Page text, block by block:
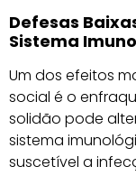
Defesas
Sistema
Um dos efeitos
social é o
solidão pode
sistema
suscetível a